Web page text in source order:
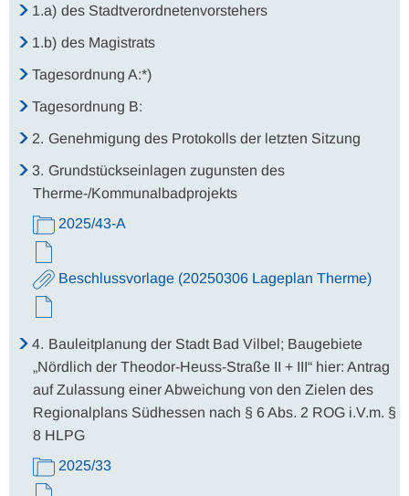
1.a) des Stadtverordnetenvorstehers
1.b) des Magistrats
Tagesordnung A:*)
Tagesordnung B:
2. Genehmigung des Protokolls der letzten Sitzung
3. Grundstückseinlagen zugunsten des
Therme-/Kommunalbadprojekts
2025/43-A
Beschlussvorlage (20250306 Lageplan Therme)
4. Bauleitplanung der Stadt Bad Vilbel; Baugebiete
„Nördlich der Theodor-Heuss-Straße II + III“ hier: Antrag
auf Zulassung einer Abweichung von den Zielen des
Regionalplans Südhessen nach § 6 Abs. 2 ROG i.V.m. §
8 HLPG
2025/33